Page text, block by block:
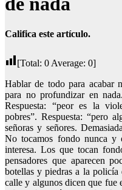
Califica este artículo.
[Total: 0 Average: 0]
Hablar de todo para acabar
para no profundizar en
Respuesta: “peor es la
pobres”. Respuesta: “pero
señoras y señores.
No tocamos fondo nunca y
interesa. Los que tocan
pensadores que aparecen
botellas y piedras a la
calle y algunos dicen que fue